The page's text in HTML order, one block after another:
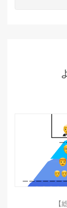
【